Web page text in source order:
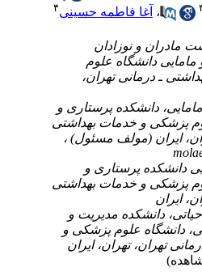
،آغا فاطمه حسینی
مادران و نوزادان
دانشگاه علوم
ـ درمانی تهران،
دانشکده پرستاری و
پزشکی و خدمات بهداشتی
ایران (مولف مسئول) ،
دانشکده پرستاری و
پزشکی و خدمات بهداشتی
ایران
دانشکده مدیریت و
دانشگاه علوم پزشکی و
تهران، تهران، ایران